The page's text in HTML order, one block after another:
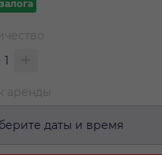
аренды
даты и время